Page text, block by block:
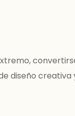
diseño creativa